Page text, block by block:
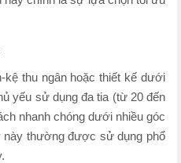
kệ thu ngân hoặc thiết kế dưới
yếu sử dụng đa tia (từ 20 đến
nhanh chóng dưới nhiều góc
này thường được sử dụng phổ